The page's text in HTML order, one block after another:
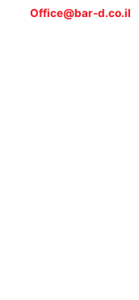
Office@bar-d.co.il